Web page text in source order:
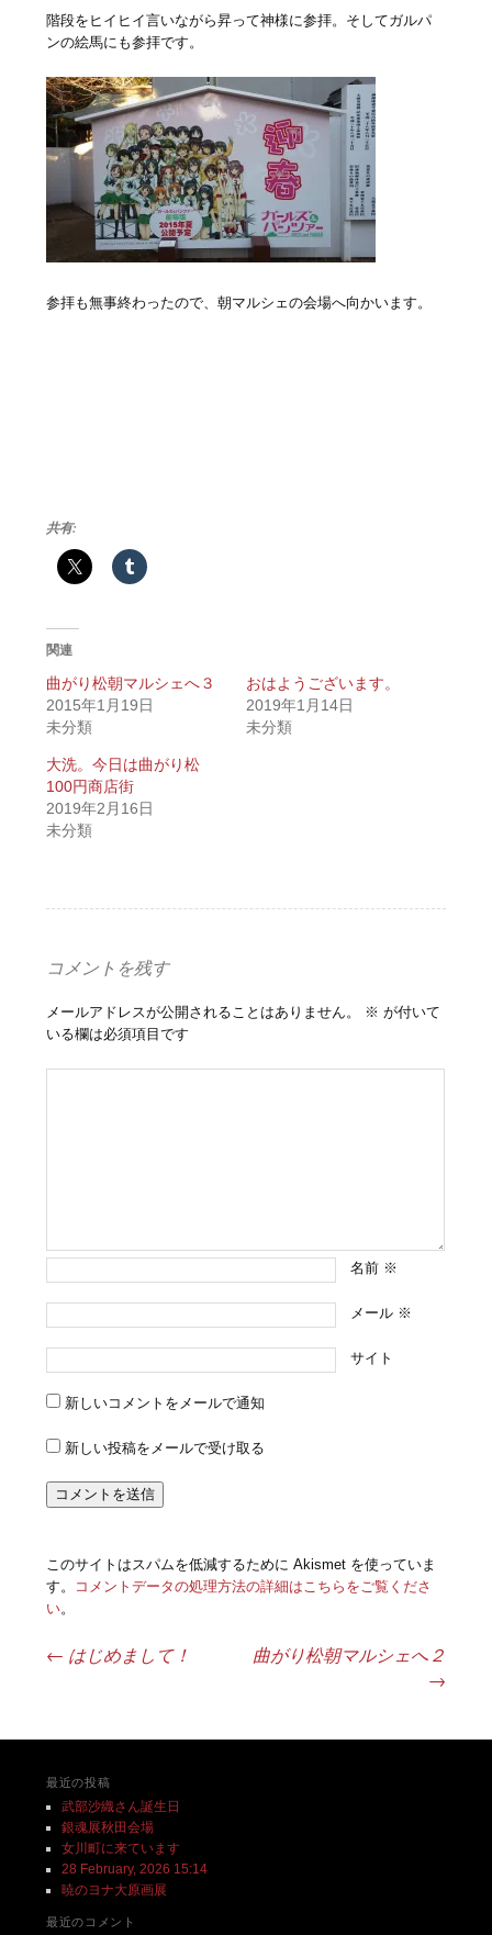
階段をヒイヒイ言いながら昇って神様に参拝。そしてガルパ
ンの絵馬にも参拝です。
参拝も無事終わったので、朝マルシェの会場へ向かいます。
共有:
関連
曲がり松朝マルシェへ３
2015年1月19日
未分類
おはようございます。
2019年1月14日
未分類
大洗。今日は曲がり松
100円商店街
2019年2月16日
未分類
コメントを残す
メールアドレスが公開されることはありません。 ※ が付いて
いる欄は必須項目です
名前 ※
メール ※
サイト
新しいコメントをメールで通知
新しい投稿をメールで受け取る
このサイトはスパムを低減するために Akismet を使っていま
す。
コメントデータの処理方法の詳細はこちらをご覧くださ
い。
投稿ナビゲーション
← はじめまして！
曲がり松朝マルシェへ２
→
最近の投稿
武部沙織さん誕生日
銀魂展秋田会場
女川町に来ています
28 February, 2026 15:14
暁のヨナ大原画展
最近のコメント